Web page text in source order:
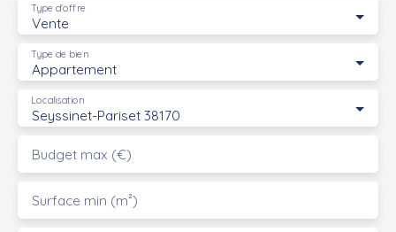
Vente
Type d'offre
Appartement
Type de bien
Seyssinet-Pariset 38170
Localisation
Budget max (€)
Surface min (m²)